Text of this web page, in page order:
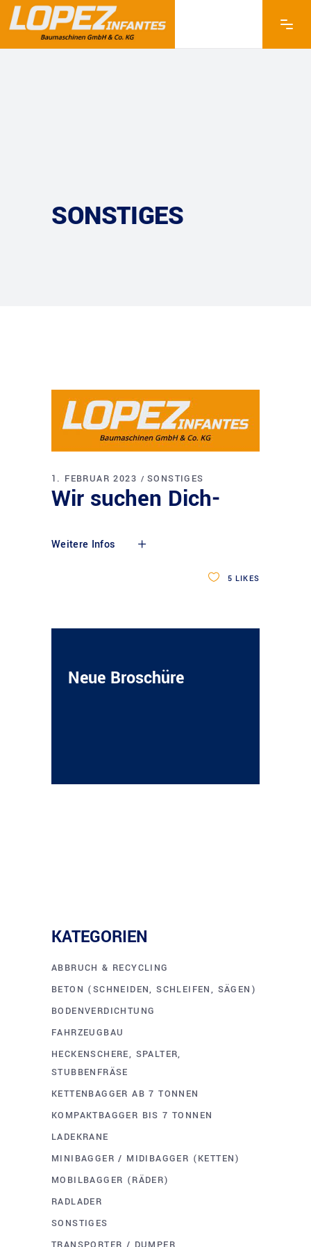
SONSTIGES
1. FEBRUAR 2023 SONSTIGES
Wir suchen Dich-
Weitere Infos
5 LIKES
Neue Broschüre
KATEGORIEN
ABBRUCH & RECYCLING
BETON (SCHNEIDEN, SCHLEIFEN, SÄGEN)
BODENVERDICHTUNG
FAHRZEUGBAU
HECKENSCHERE, SPALTER,
STUBBENFRÄSE
KETTENBAGGER AB 7 TONNEN
KOMPAKTBAGGER BIS 7 TONNEN
LADEKRANE
MINIBAGGER / MIDIBAGGER (KETTEN)
MOBILBAGGER (RÄDER)
RADLADER
SONSTIGES